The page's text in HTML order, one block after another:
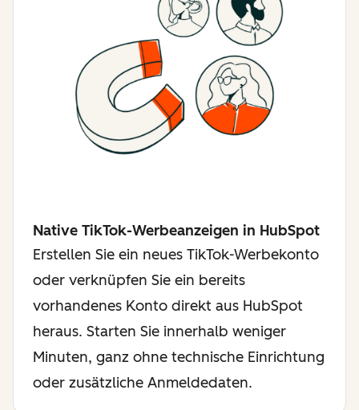
Native TikTok-Werbeanzeigen in HubSpot
Erstellen Sie ein neues TikTok-Werbekonto
oder verknüpfen Sie ein bereits
vorhandenes Konto direkt aus HubSpot
heraus. Starten Sie innerhalb weniger
Minuten, ganz ohne technische Einrichtung
oder zusätzliche Anmeldedaten.